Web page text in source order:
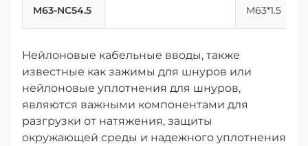
M63-NC54.5 M63*1.5
Нейлоновые кабельные вводы, также
известные как зажимы для шнуров или
нейлоновые уплотнения для шнуров,
являются важными компонентами для
разгрузки от натяжения, защиты
окружающей среды и надежного уплотнения